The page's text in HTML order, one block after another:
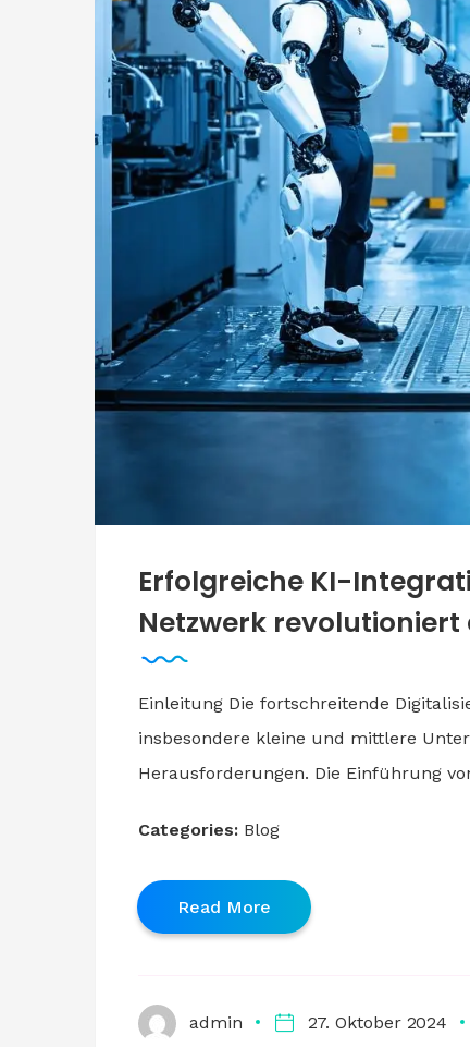
Erfolgreiche KI-
Netzwerk revolutioniert
Einleitung Die fortschreitende
insbesondere kleine und mittlere
Herausforderungen. Die Einführung
Categories: Blog
Read More
admin 27. Oktober 2024